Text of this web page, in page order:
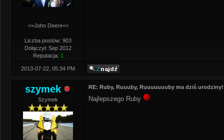
>>John Deere<<
Liczba postów: 903
Dołączył: Sep 2012
Reputacja: 1
2013-07-22, 05:34 PM
szymek
Szymek
RE: Ruby, Ruuuby, Ruuuuuuuby ma dziś
Najlepszego Ruby